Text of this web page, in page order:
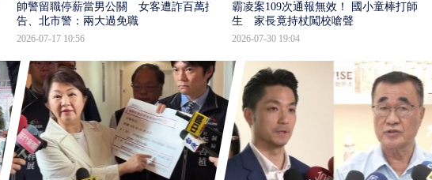
帥警留職停薪當男公關 女客遭詐百萬提
告、北市警：兩大過免職
2026-07-17 10:56
霸凌案109次通報無效！ 國小童棒打師
生 家長竟持杖闖校嗆聲
2026-07-30 19:04